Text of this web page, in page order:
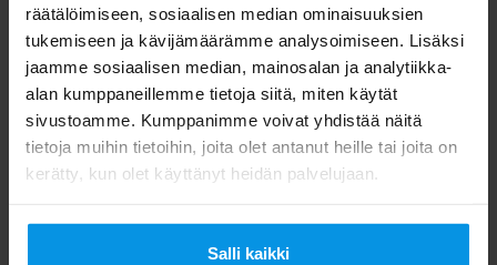
räätälöimiseen, sosiaalisen median ominaisuuksien
tukemiseen ja kävijämäärämme analysoimiseen. Lisäksi
jaamme sosiaalisen median, mainosalan ja analytiikka-
alan kumppaneillemme tietoja siitä, miten käytät
sivustoamme. Kumppanimme voivat yhdistää näitä
tietoja muihin tietoihin, joita olet antanut heille tai joita on
kerätty, kun olet käyttänyt heidän palvelujaan.
Salli kaikki
vastaanottimeensa. Omakotitalouksissa
toimenpiteiksi riittää kanavien uudelleenhaku
ja maksu-tv-kortin hankkiminen.
vaihtelevat. Ennen kanavahaun tekemistä